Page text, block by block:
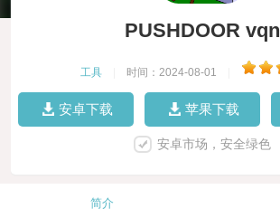
PUSHDOOR vqn
工具 时间：2024-08-01
安卓下载 苹果下载
安卓市场，安全绿色
简介